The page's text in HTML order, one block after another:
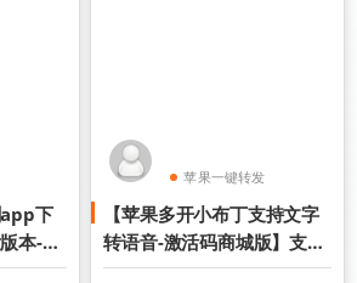
开
app下
本-兑
苹果一键转发
苹果TF微信多开
【苹果多开小布丁支持文字
转语音-激活码商城版】支持
群内加好友